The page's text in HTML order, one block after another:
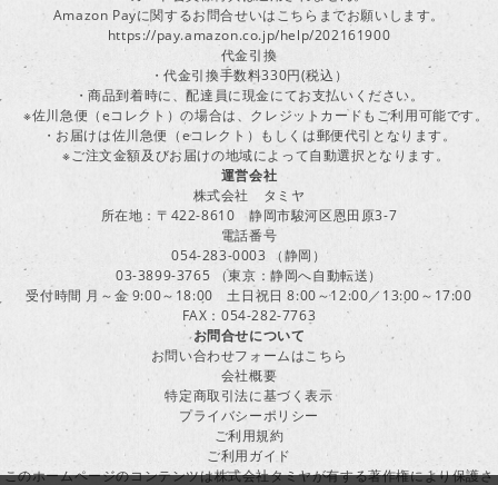
Amazon Payに関するお問合せいはこちらまでお願いします。
https://pay.amazon.co.jp/help/202161900
代金引換
・代金引換手数料330円(税込）
・商品到着時に、配達員に現金にてお支払いください。
※佐川急便（eコレクト）の場合は、クレジットカードもご利用可能です。
・お届けは佐川急便（eコレクト）もしくは郵便代引となります。
※ご注文金額及びお届けの地域によって自動選択となります。
運営会社
株式会社 タミヤ
所在地：〒422-8610 静岡市駿河区恩田原3-7
電話番号
054-283-0003 （静岡）
03-3899-3765 （東京：静岡へ自動転送）
受付時間 月～金 9:00～18:00 土日祝日 8:00～12:00／13:00～17:00
FAX：054-282-7763
お問合せについて
お問い合わせフォームはこちら
会社概要
特定商取引法に基づく表示
プライバシーポリシー
ご利用規約
ご利用ガイド
このホームページのコンテンツは株式会社タミヤが有する著作権により保護さ